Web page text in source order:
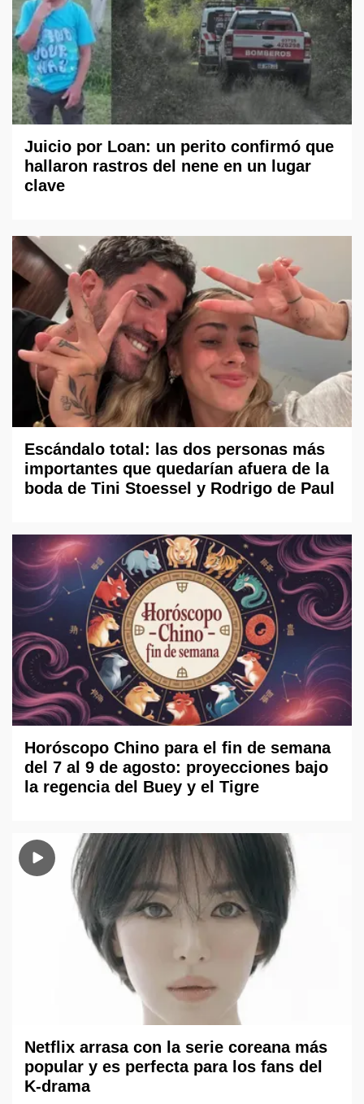
Juicio por Loan: un perito confirmó que
hallaron rastros del nene en un lugar
clave
Escándalo total: las dos personas más
importantes que quedarían afuera de la
boda de Tini Stoessel y Rodrigo de Paul
Horóscopo Chino para el fin de semana
del 7 al 9 de agosto: proyecciones bajo
la regencia del Buey y el Tigre
Netflix arrasa con la serie coreana más
popular y es perfecta para los fans del
K-drama